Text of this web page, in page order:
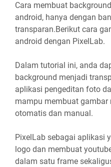
Cara membuat
android, hanya dengan
transparan.Berikut cara
android dengan PixelLab.
Dalam tutorial ini, anda
background menjadi
aplikasi pengeditan foto
mampu membuat
otomatis dan manual.
PixelLab sebagai aplikasi
logo dan membuat
dalam satu frame